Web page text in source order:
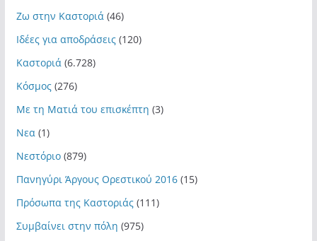
Ζω στην Καστοριά (46)
Ιδέες για αποδράσεις(120)
Καστοριά (6.728)
Κόσμος(276)
Με τη Ματιά του επισκέπτη (3)
Νεα (1)
Νεστόριο(879)
Πανηγύρι Άργους Ορεστικού 2016(15)
Πρόσωπα της Καστοριάς(111)
Συμβαίνει στην πόλη (975)